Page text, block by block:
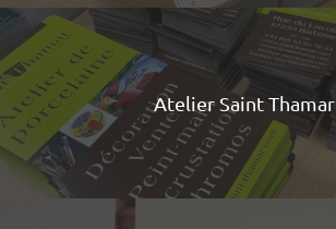
Atelier Saint Thamar